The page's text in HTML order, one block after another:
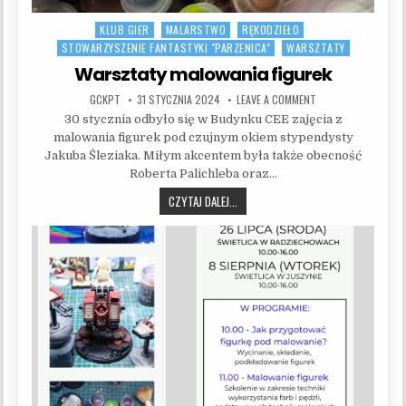
Posted in
KLUB GIER MALARSTWO
RĘKODZIEŁO
STOWARZYSZENIE FANTASTYKI "PARZENICA"
WARSZTATY
Warsztaty malowania figurek
AUTHOR:
GCKPT PUBLISHED DATE:
31 STYCZNIA 2024 LEAVE A COMMENT
30 stycznia odbyło się w Budynku CEE zajęcia z
malowania figurek pod czujnym okiem stypendysty
Jakuba Śleziaka. Miłym akcentem była także obecność
Roberta Palichleba oraz…
CZYTAJ DALEJ...